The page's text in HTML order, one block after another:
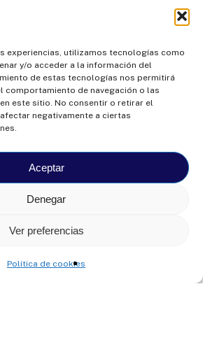
experiencias, utilizamos tecnologías como
y/o acceder a la información del
de estas tecnologías nos permitirá
comportamiento de navegación o las
este sitio. No consentir o retirar el
negativamente a ciertas
Aceptar
Denegar
Ver preferencias
Política de cookies